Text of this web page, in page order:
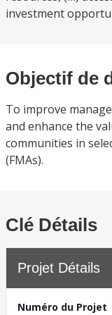
investment
Objectif de
To improve
and enhance the
communities in
(FMAs).
Clé Détails
Projet Détails
Numéro du Projet